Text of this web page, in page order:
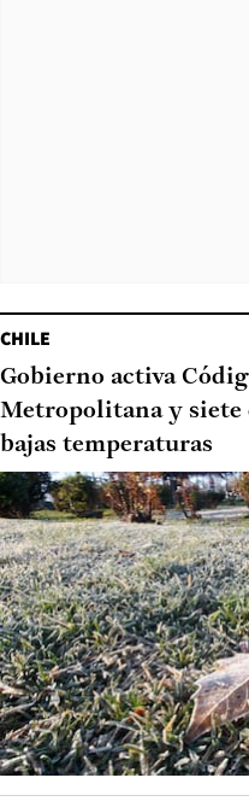
CHILE
Gobierno activa
Metropolitana y siete
bajas temperaturas